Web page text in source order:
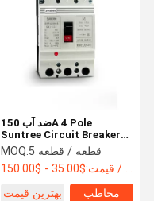
ضد آب 150A 4 Pole
Suntree Circuit Breaker
Case Case
MOQ:
5 قطعه / قطعه
قیمت: $35.00 - $150.00 / Piece
بهترین قیمت
مخاطب